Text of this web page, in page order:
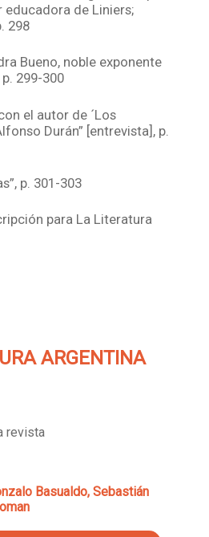
educadora de Liniers;
298
Bueno, noble exponente
299-300
el autor de ´Los
Durán” [entrevista], p.
p. 301-303
para La Literatura
ARGENTINA
revista
Basualdo, Sebastián